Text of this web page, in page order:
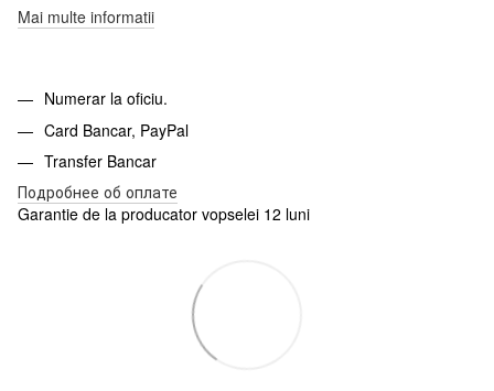
Mai multe informatii
Numerar la oficiu.
Card Bancar, PayPal
Transfer Bancar
Подробнее об оплате
Garantie de la producator vopselei 12 luni